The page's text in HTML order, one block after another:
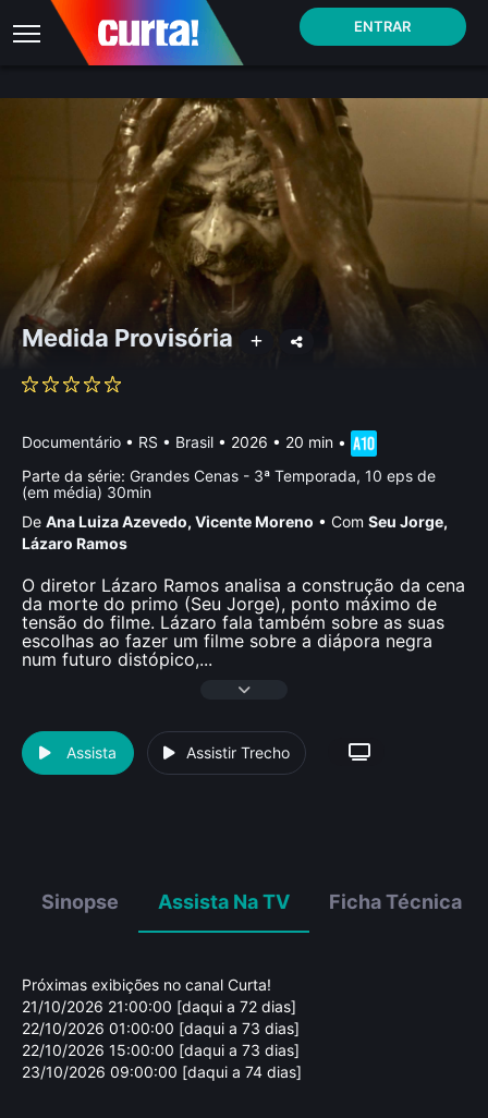
ENTRAR
Medida Provisória
Documentário • RS • Brasil • 2026 • 20 min •
Parte da série: Grandes Cenas - 3ª Temporada, 10 eps de
(em média) 30min
De Ana Luiza Azevedo, Vicente Moreno • Com Seu Jorge,
Lázaro Ramos
O diretor Lázaro Ramos analisa a construção da cena
da morte do primo (Seu Jorge), ponto máximo de
tensão do filme. Lázaro fala também sobre as suas
escolhas ao fazer um filme sobre a diápora negra
num futuro distópico,...
Assista Assistir Trecho
Sinopse Assista Na TV Ficha Técnica
Próximas exibições no canal Curta!
21/10/2026 21:00:00 [daqui a 72 dias]
22/10/2026 01:00:00 [daqui a 73 dias]
22/10/2026 15:00:00 [daqui a 73 dias]
23/10/2026 09:00:00 [daqui a 74 dias]